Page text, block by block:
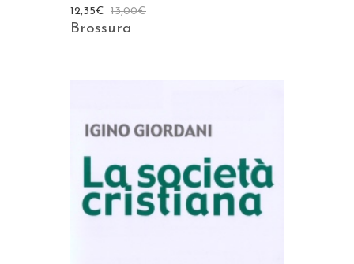
13,00€
12,35€
Brossura